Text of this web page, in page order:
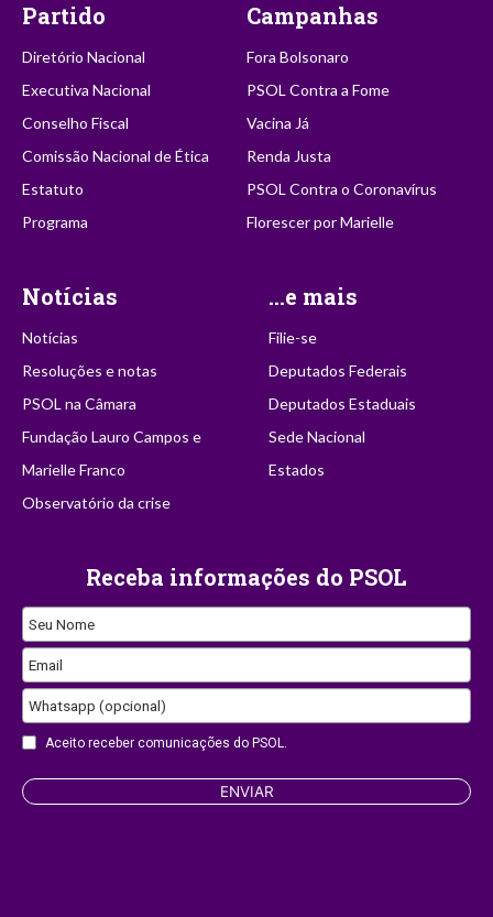
Partido
Diretório Nacional
Executiva Nacional
Conselho Fiscal
Comissão Nacional de Ética
Estatuto
Programa
Campanhas
Fora Bolsonaro
PSOL Contra a Fome
Vacina Já
Renda Justa
PSOL Contra o Coronavírus
Florescer por Marielle
Notícias
Notícias
Resoluções e notas
PSOL na Câmara
Fundação Lauro Campos e
Marielle Franco
Observatório da crise
...e mais
Filie-se
Deputados Federais
Deputados Estaduais
Sede Nacional
Estados
Receba informações do PSOL
Seu Nome
Email
Whatsapp (opcional)
Aceito receber comunicações do PSOL.
Business
Email
ENVIAR